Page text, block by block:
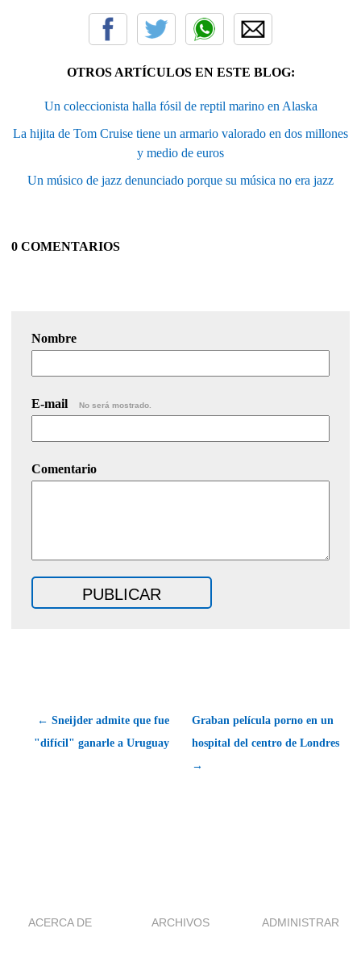
OTROS ARTÍCULOS EN ESTE BLOG:
Un coleccionista halla fósil de reptil marino en Alaska
La hijita de Tom Cruise tiene un armario valorado en dos millones
y medio de euros
Un músico de jazz denunciado porque su música no era jazz
0 COMENTARIOS
Nombre
E-mail No será mostrado.
Comentario
← Sneijder admite que fue
"difícil" ganarle a Uruguay
Graban película porno en un
hospital del centro de Londres
→
ACERCA DE ARCHIVOS ADMINISTRAR